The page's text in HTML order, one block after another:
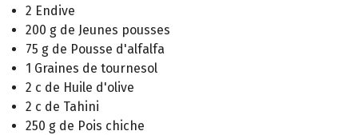
2 Endive
200 g de Jeunes pousses
75 g de Pousse d'alfalfa
1 Graines de tournesol
2 c de Huile d'olive
2 c de Tahini
250 g de Pois chiche